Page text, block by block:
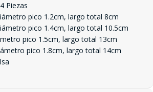
Piezas
pico 1.2cm, largo total 8cm
pico 1.4cm, largo total 10.5cm
pico 1.5cm, largo total 13cm
pico 1.8cm, largo total 14cm